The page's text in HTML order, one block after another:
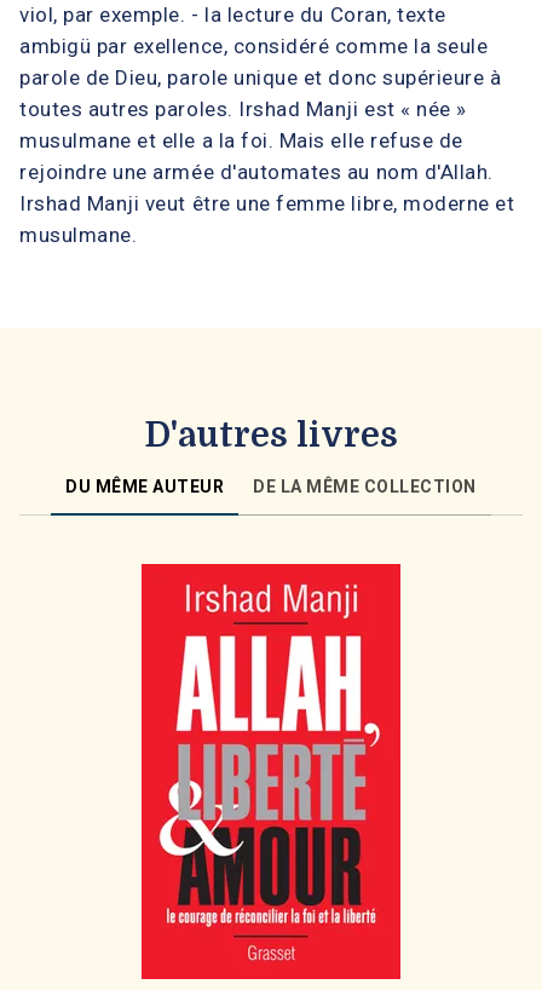
viol, par exemple. - la lecture du Coran, texte
ambigü par exellence, considéré comme la seule
parole de Dieu, parole unique et donc supérieure à
toutes autres paroles. Irshad Manji est « née »
musulmane et elle a la foi. Mais elle refuse de
rejoindre une armée d'automates au nom d'Allah.
Irshad Manji veut être une femme libre, moderne et
musulmane.
D'autres livres
DU MÊME AUTEUR DE LA MÊME COLLECTION